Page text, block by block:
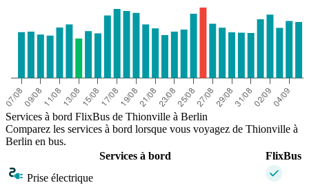
Services à bord FlixBus de Thionville à Berlin
Comparez les services à bord lorsque vous voyagez de Thionville à
Berlin en bus.
Services à bord
FlixBus
Prise électrique